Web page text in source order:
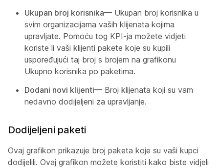
Ukupan broj korisnika— Ukupan broj korisnika u
svim organizacijama vaših klijenata kojima
upravljate. Pomoću tog KPI-ja možete vidjeti
koriste li vaši klijenti pakete koje su kupili
uspoređujući taj broj s brojem na grafikonu
Ukupno korisnika po paketima.
Dodani novi klijenti— Broj klijenata koji su vam
nedavno dodijeljeni za upravljanje.
Dodijeljeni paketi
Ovaj grafikon prikazuje broj paketa koje su vaši kupci
dodijelili. Ovaj grafikon možete koristiti kako biste vidjeli